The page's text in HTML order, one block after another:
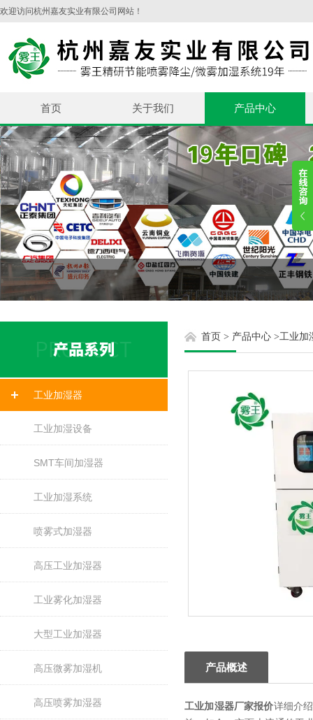
欢迎访问杭州嘉友实业有限公司网站！
首页 关于我们 产品中心
工业加湿器
工业加湿设备
SMT车间加湿器
工业加湿系统
喷雾式加湿器
高压工业加湿器
工业雾化加湿器
大型工业加湿器
高压微雾加湿机
高压喷雾加湿器
首页 > 产品中心 >工业加
产品概述
工业加湿器厂家报价详细介